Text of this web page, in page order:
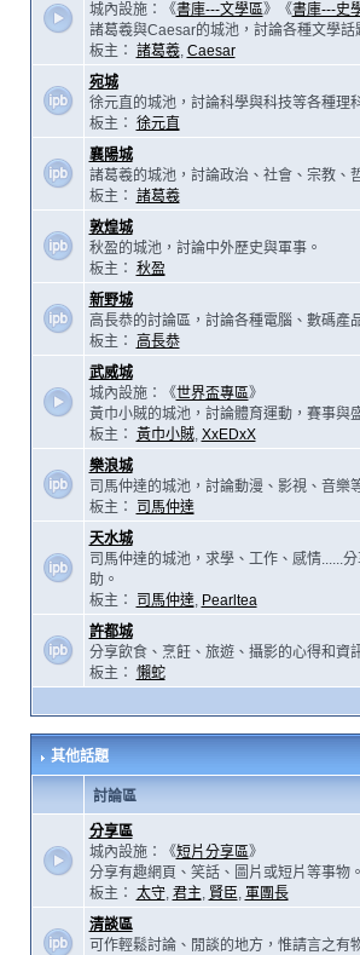
城內設施：《書庫---文學區》《書庫---史
諸葛羲與Caesar的城池，討論各種文學
板主： 諸葛羲, Caesar
宛城
徐元直的城池，討論科學與科技等各種理
板主： 徐元直
襄陽城
諸葛羲的城池，討論政治、社會、宗教、
板主： 諸葛羲
敦煌城
秋盈的城池，討論中外歷史與軍事。
板主： 秋盈
新野城
高長恭的討論區，討論各種電腦、數碼產
板主：
高長恭
武威城
城內設施：《世界盃專區》
黃巾小賊的城池，討論體育運動，賽事與
板主： 黃巾小賊, XxEDxX
樂浪城
司馬仲達的城池，討論動漫、影視、音樂
板主：
司馬仲達
天水城
司馬仲達的城池，求學、工作、感情......
助。
板主：
司馬仲達, Pearltea
許都城
分享飲食、烹飪、旅遊、攝影的心得和資
板主： 懶蛇
其他話題
討論區
分享區
城內設施：《短片分享區》
分享有趣網頁、笑話、圖片或短片等事物。
板主： 太守, 君主, 賢臣, 軍團長
清談區
可作輕鬆討論、閒談的地方，惟請言之有